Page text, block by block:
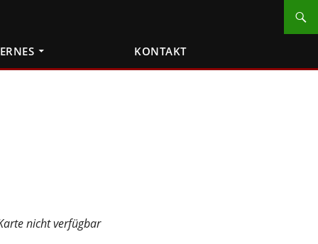
KONTAKT
nicht verfügbar